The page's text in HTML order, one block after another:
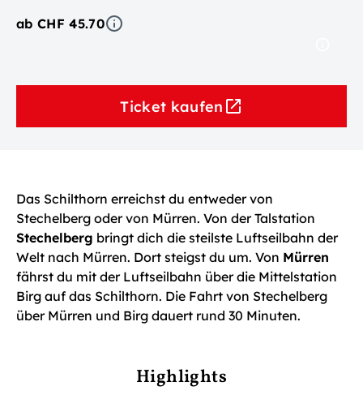
ab CHF 45.70
Ticket kaufen
Das Schilthorn erreichst du entweder von
Stechelberg oder von Mürren. Von der Talstation
Stechelberg bringt dich die steilste Luftseilbahn der
Welt nach Mürren. Dort steigst du um. Von Mürren
fährst du mit der Luftseilbahn über die Mittelstation
Birg auf das Schilthorn. Die Fahrt von Stechelberg
über Mürren und Birg dauert rund 30 Minuten.
Highlights